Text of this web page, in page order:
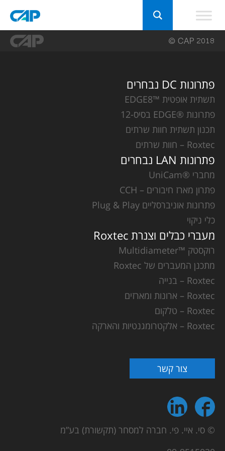
פתרונות DC נבחרים
תשתית אופטית ™EDGE8
פתרונות ®EDGE בסיס-12
תכנון תשתית חוות שרתים
Roxtec – חוות שרתים
פתרונות LAN נבחרים
מחברי ®UniCam
פתרון מארז חיבורים – CCH
פתרונות אוניברסליים Plug & Play
כלי ניקוי
מעברי כבלים וצנרת Roxtec
רוקסטק ™Multidiameter
מתכנן המעברים של Roxtec
Roxtec – בנייה
Roxtec – ארונות ומארזים
Roxtec – טלקום
Roxtec – אלקטרומגנטיות והארקה
צור קשר
© סי. איי. פי. חברה למסחר (תקשורת) בע”מ